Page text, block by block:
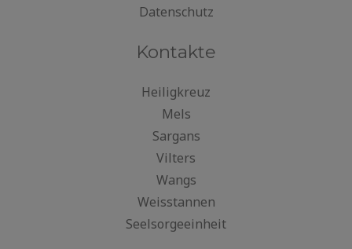
Datenschutz
Kontakte
Heiligkreuz
Mels
Sargans
Vilters
Wangs
Weisstannen
Seelsorgeeinheit